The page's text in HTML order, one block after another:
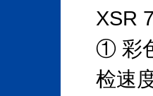
XSR
① 彩
检速